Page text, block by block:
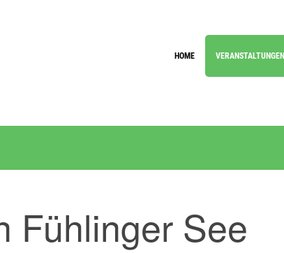
HOME VERANSTALTUNGEN
Fühlinger See